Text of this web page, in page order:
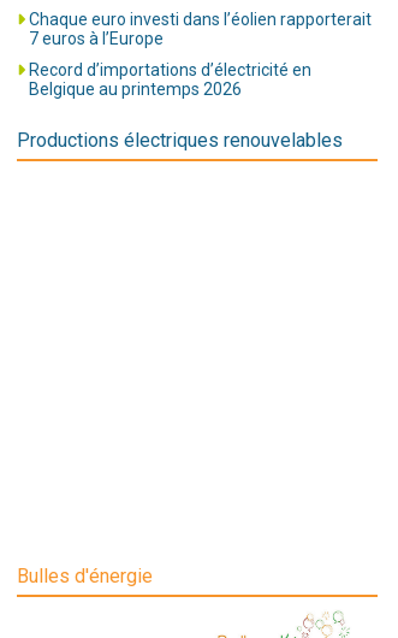
Chaque euro investi dans l’éolien rapporterait
7 euros à l’Europe
Record d’importations d’électricité en
Belgique au printemps 2026
Productions électriques renouvelables
Bulles d'énergie